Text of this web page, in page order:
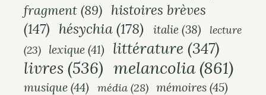
fragment (89) histoires brèves
(147) hésychia (178) italie (38)
lecture
(23)
lexique(41) littérature (347)
livres (536) melancolia(861)
musique (44) média(28) mémoires(45)